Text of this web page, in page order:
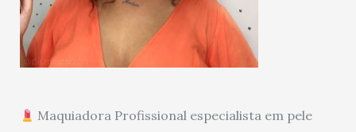
Maquiadora Profissional especialista em pele